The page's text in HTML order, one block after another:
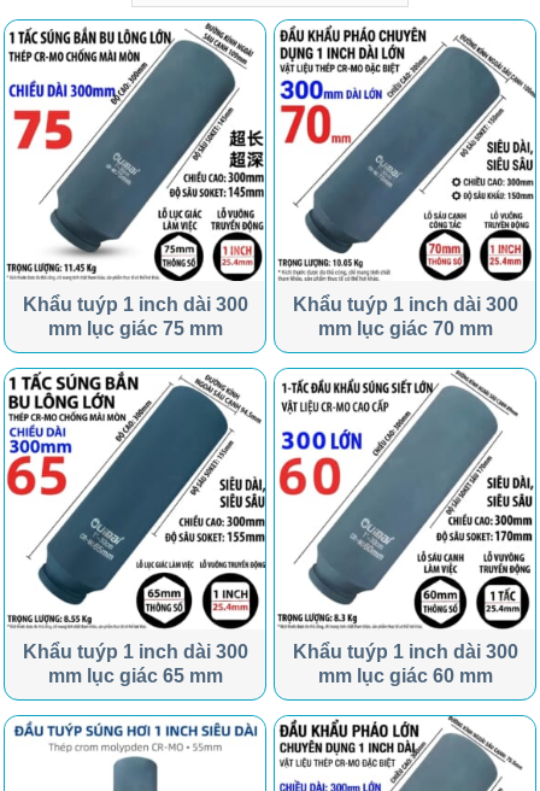
Khẩu tuýp 1 inch dài 300
mm lục giác 75 mm
Khẩu tuýp 1 inch dài 300
mm lục giác 70 mm
Khẩu tuýp 1 inch dài 300
mm lục giác 65 mm
Khẩu tuýp 1 inch dài 300
mm lục giác 60 mm